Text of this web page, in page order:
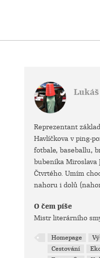
Reprezentant
Havlíčkova v ping-
fotbale, baseballu,
bubeníka Miroslava
Čtvrtého. Umím
nahoru i dolů
O čem píše
Mistr literárního
Homepage
Cestování